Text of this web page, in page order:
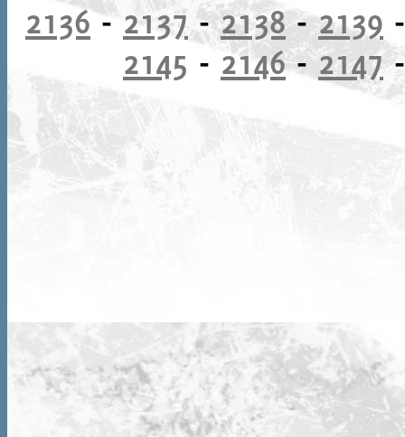
2136- 2137-2138-2139
2145 - 2146-2147